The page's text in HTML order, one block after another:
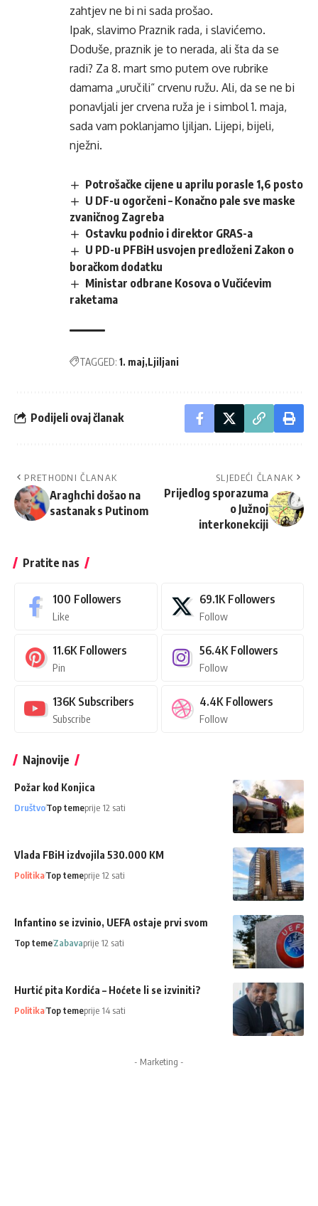
zahtjev ne bi ni sada prošao.
Ipak, slavimo Praznik rada, i slavićemo.
Doduše, praznik je to nerada, ali šta da se
radi? Za 8. mart smo putem ove rubrike
damama „uručili“ crvenu ružu. Ali, da se ne bi
ponavljali jer crvena ruža je i simbol 1. maja,
sada vam poklanjamo ljiljan. Lijepi, bijeli,
nježni.
Potrošačke cijene u aprilu porasle 1,6 posto
U DF-u ogorčeni – Konačno pale sve maske
zvaničnog Zagreba
Ostavku podnio i direktor GRAS-a
U PD-u PFBiH usvojen predloženi Zakon o
boračkom dodatku
Ministar odbrane Kosova o Vučićevim
raketama
TAGGED: 1. maj Ljiljani
Podijeli ovaj članak
PRETHODNI ČLANAK
Araghchi došao na
sastanak s Putinom
SLJEDEĆI ČLANAK
Prijedlog sporazuma
o Južnoj
interkonekciji
Pratite nas
100 Followers
Like
69.1K Followers
Follow
11.6K Followers
Pin
56.4K Followers
Follow
136K Subscribers
Subscribe
4.4K Followers
Follow
Najnovije
Požar kod Konjica
DruštvoTop temeprije 12 sati
Vlada FBiH izdvojila 530.000 KM
PolitikaTop temeprije 12 sati
Infantino se izvinio, UEFA ostaje prvi svom
Top temeZabavaprije 12 sati
Hurtić pita Kordića – Hoćete li se izviniti?
PolitikaTop temeprije 14 sati
- Marketing -